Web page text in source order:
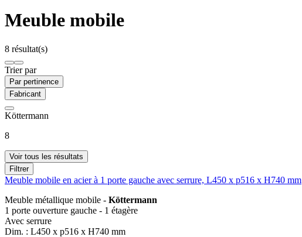
Meuble mobile
8 résultat(s)
Trier par
Par pertinence
Fabricant
Köttermann
8
Voir tous les résultats
Filtrer
Meuble mobile en acier à 1 porte gauche avec serrure, L450 x p516 x H740 mm
Meuble métallique mobile - Köttermann
1 porte ouverture gauche - 1 étagère
Avec serrure
Dim. : L450 x p516 x H740 mm